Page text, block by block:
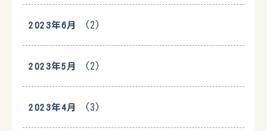
2023年6月 (2)
2023年5月 (2)
2023年4月 (3)